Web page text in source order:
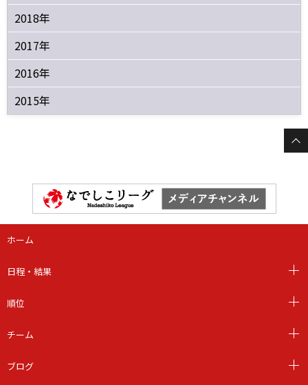
2018年
2017年
2016年
2015年
ホーム
日程・結果
順位
チーム
ブログ